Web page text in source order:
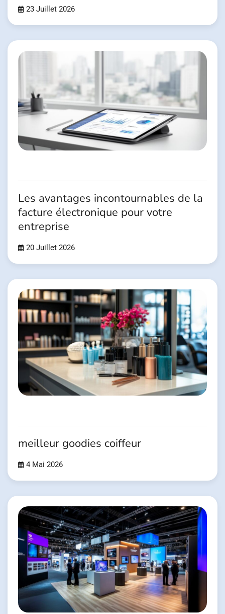
23 Juillet 2026
Les avantages incontournables de la
facture électronique pour votre
entreprise
20 Juillet 2026
meilleur goodies coiffeur
4 Mai 2026